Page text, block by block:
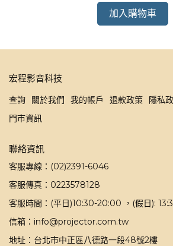
加入購物車
宏程影音科技
查詢 關於我們 我的帳戶 退款政策 隱私
門市資訊
聯絡資訊
客服專線：(02)2391-6046
客服傳真：0223578128
客服時間：(平日)10:30-20:00 ，(假日):
信箱：info@projector.com.tw
地址：台北市中正區八德路一段48號2樓